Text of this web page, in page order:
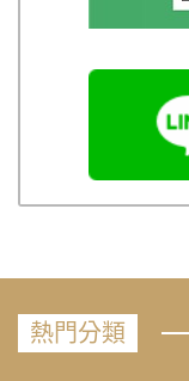
熱門分類